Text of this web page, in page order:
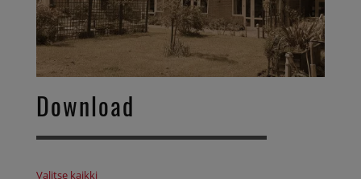
Download
Valitse kaikki